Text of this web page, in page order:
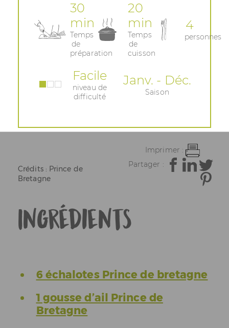
30
min
Temps
de
préparation
20
min
Temps
de
cuisson
4
personnes
Facile
niveau de
difficulté
Janv. - Déc.
Saison
Crédits : Prince de
Bretagne
Imprimer :
Partager :
Ingrédients
6 échalotes Prince de bretagne
1 gousse d’ail Prince de
Bretagne